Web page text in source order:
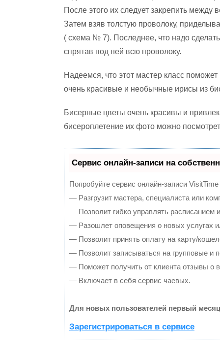
После этого их следует закрепить
Затем взяв толстую проволоку,
( схема № 7). Последнее, что надо
спрятав под ней всю проволоку.
Надеемся, что этот мастер класс
очень красивые и необычные ирисы из
Бисерные цветы очень красивы и
бисероплетение их фото можно
Сервис онлайн-записи на
Попробуйте сервис онлайн-записи
— Разгрузит мастера, специалиста или
— Позволит гибко управлять расписанием и
— Разошлет оповещения о новых услугах
— Позволит принять оплату на карту/
— Позволит записываться на групповые и
— Поможет получить от клиента отзывы о
— Включает в себя сервис чаевых.
Для новых пользователей первый
Зарегистрироваться в сервисе